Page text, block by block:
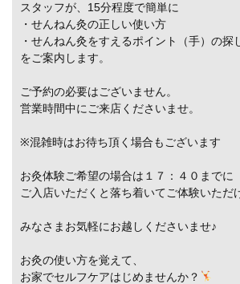
スタッフが、15分程度で簡単に
・せんねん灸の正しい使い方
・せんねん灸をすえるポイント（手）の探
をご案内します。
ご予約の必要はございません。
営業時間中にご来店くださいませ。
※混雑時はお待ち頂く場合もございます
お灸体験ご希望の場合は１７：４０までに
ご入店いただくと落ち着いてご体験いただ
みなさまお気軽にお越しくださいませ♪
お灸の使い方を覚えて、
お家でセルフケアはじめませんか？